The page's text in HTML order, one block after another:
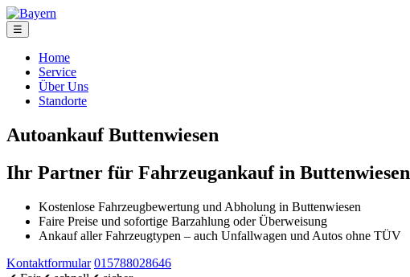
☰
Home
Service
Über Uns
Standorte
Autoankauf Buttenwiesen
Ihr Partner für Fahrzeugankauf in Buttenwiesen
Kostenlose Fahrzeugbewertung und Abholung in Buttenwiesen
Faire Preise und sofortige Barzahlung oder Überweisung
Ankauf aller Fahrzeugtypen – auch Unfallwagen und Autos ohne TÜV
Kontaktformular 015788028646